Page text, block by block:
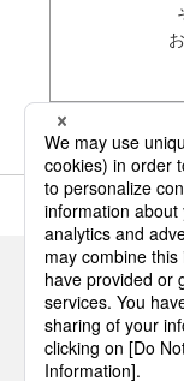
Panasonic